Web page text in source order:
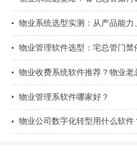
物业管理系软件哪家好？
物业公司数字化转型用什么软件